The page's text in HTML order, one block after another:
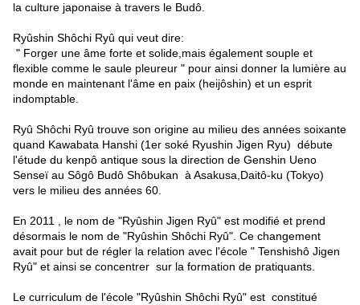
la culture japonaise à travers le Budô.
Ryûshin Shôchi Ryû qui veut dire:
" Forger une âme forte et solide,mais également souple et
flexible comme le saule pleureur " pour ainsi donner la lumière au
monde en maintenant l'âme en paix (heijôshin) et un esprit
indomptable.
Ryû Shôchi Ryû trouve son origine au milieu des années soixante
quand Kawabata Hanshi (1er soké Ryushin Jigen Ryu) débute
l'étude du kenpô antique sous la direction de Genshin Ueno
Senseï au Sôgô Budô Shôbukan à Asakusa,Daitô-ku (Tokyo)
vers le milieu des années 60.
En 2011 , le nom de "Ryûshin Jigen Ryû" est modifié et prend
désormais le nom de "Ryûshin Shôchi Ryû". Ce changement
avait pour but de régler la relation avec l'école " Tenshishô Jigen
Ryû" et ainsi se concentrer sur la formation de pratiquants.
Le curriculum de l'école "Ryûshin Shôchi Ryû" est constitué